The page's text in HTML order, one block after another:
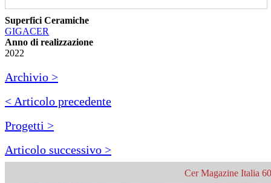
Superfici Ceramiche
GIGACER
Anno di realizzazione
2022
Archivio >
< Articolo precedente
Progetti >
Articolo successivo >
Cer Magazine Italia